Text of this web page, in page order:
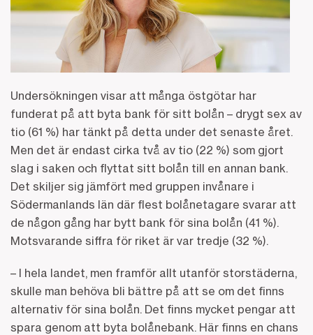
Undersökningen visar att många östgötar har
funderat på att byta bank för sitt bolån – drygt sex av
tio (61 %) har tänkt på detta under det senaste året.
Men det är endast cirka två av tio (22 %) som gjort
slag i saken och flyttat sitt bolån till en annan bank.
Det skiljer sig jämfört med gruppen invånare i
Södermanlands län där flest bolånetagare svarar att
de någon gång har bytt bank för sina bolån (41 %).
Motsvarande siffra för riket är var tredje (32 %).
– I hela landet, men framför allt utanför storstäderna,
skulle man behöva bli bättre på att se om det finns
alternativ för sina bolån. Det finns mycket pengar att
spara genom att byta bolånebank. Här finns en chans